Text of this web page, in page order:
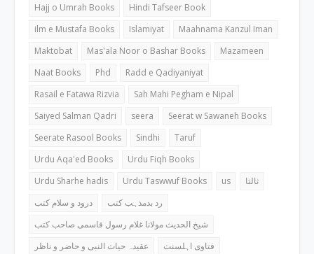
Hajj o Umrah Books
Hindi Tafseer Book
ilm e Mustafa Books
Islamiyat
Maahnama Kanzul Iman
Maktobat
Mas'ala Noor o Bashar Books
Mazameen
Naat Books
Phd
Radd e Qadiyaniyat
Rasail e Fatawa Rizvia
Sah Mahi Pegham e Nipal
Saiyed Salman Qadri
seera
Seerat w Sawaneh Books
Seerate Rasool Books
Sindhi
Taruf
Urdu Aqa'ed Books
Urdu Fiqh Books
Urdu Sharhe hadis
Urdu Taswwuf Books us
ثالثا
درود و سلام کتب
رد بدمذہب کتب
شیخ الحدیث مولانا غلام رسول قاسمی صاحب کتب
عقیدہ حیات النبی و حاضر و ناظر
فتاوی اہلسنت